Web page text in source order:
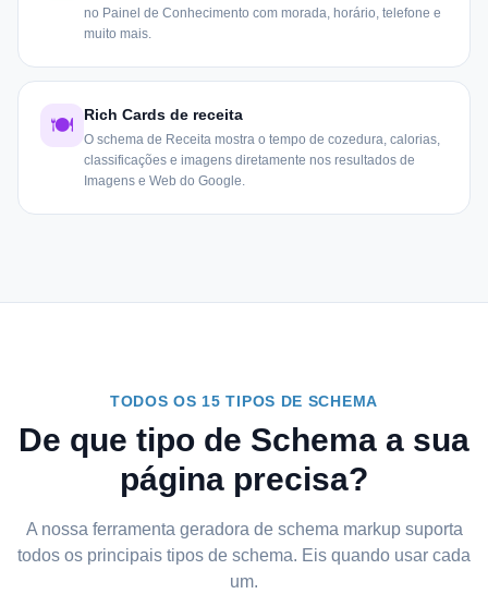
no Painel de Conhecimento com morada, horário, telefone e
muito mais.
🍽 Rich Cards de receita
O schema de Receita mostra o tempo de cozedura, calorias,
classificações e imagens diretamente nos resultados de
Imagens e Web do Google.
TODOS OS 15 TIPOS DE SCHEMA
De que tipo de Schema a sua
página precisa?
A nossa ferramenta geradora de schema markup suporta
todos os principais tipos de schema. Eis quando usar cada
um.